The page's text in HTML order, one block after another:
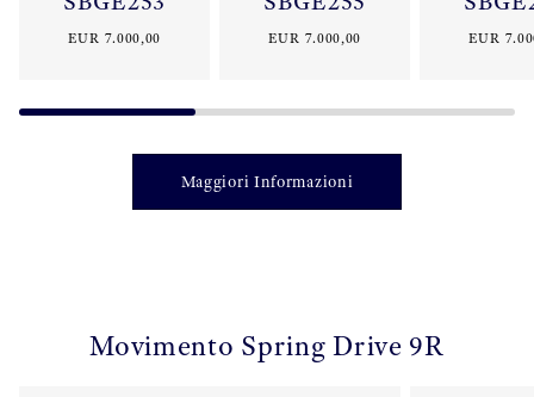
EUR 7.000,00 EUR 7.000,00 EUR
Maggiori Informazioni
Movimento Spring Drive 9R